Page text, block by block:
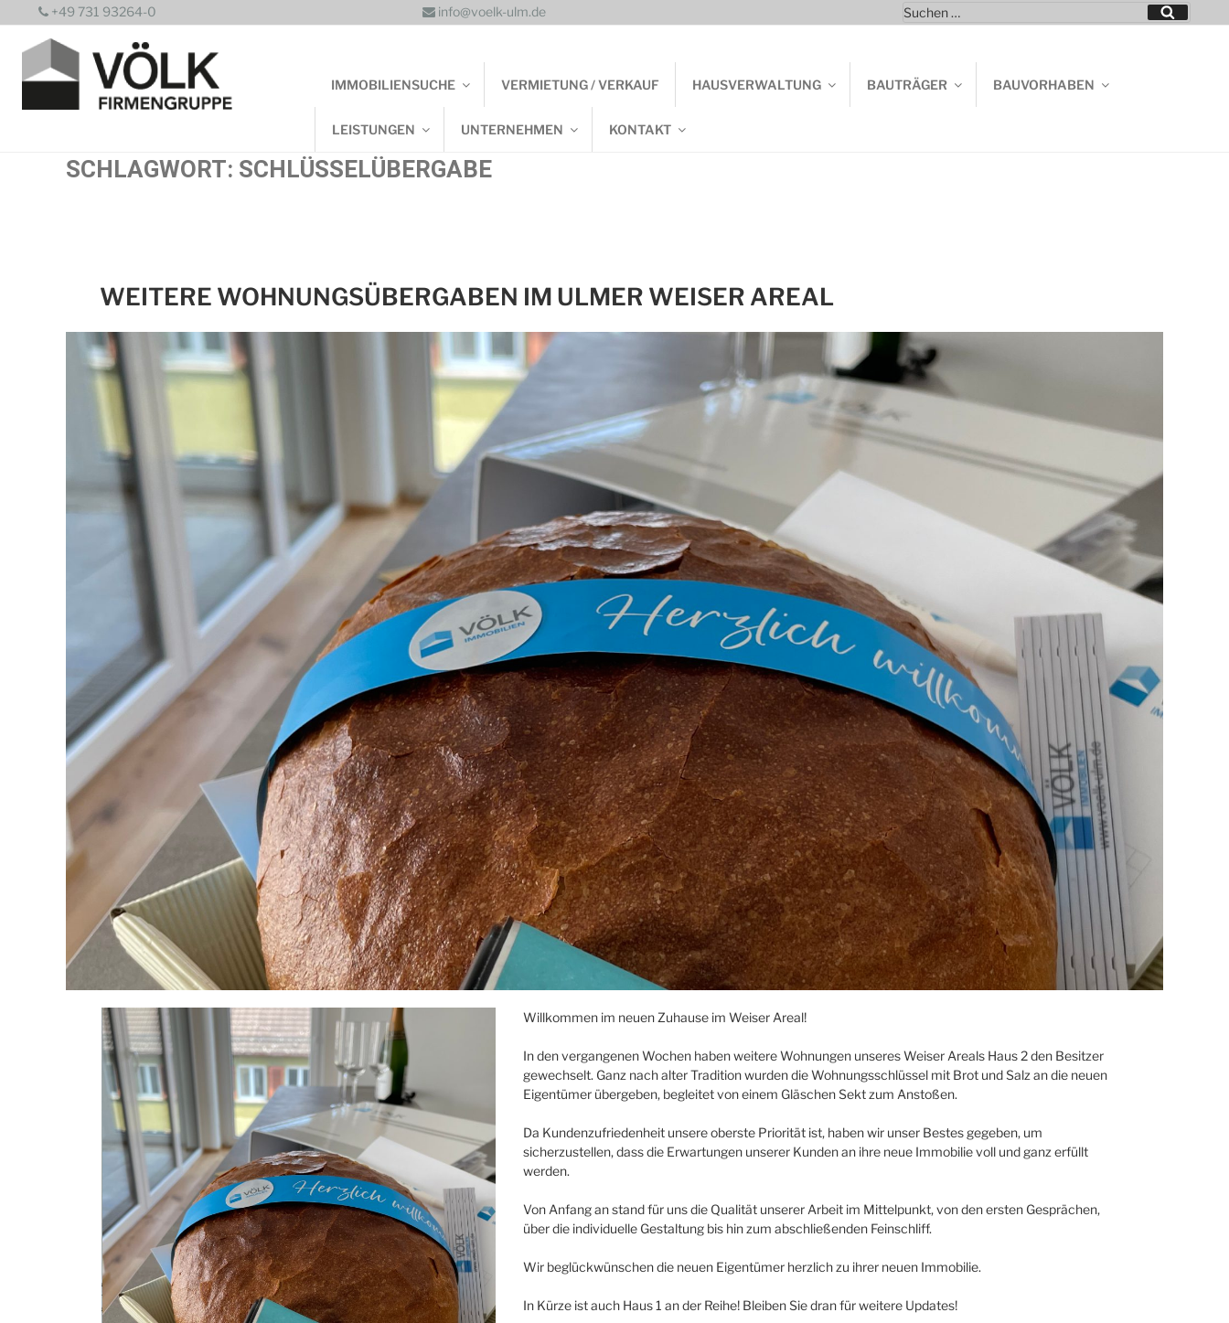
Inhalt
springen
+49 731 93264-0 info@voelk-ulm.de
Suchen
nach:
Suchen
IMMOBILIENSUCHE VERMIETUNG / VERKAUF HAUSVERWALTUNG BAUTRÄGER BAUVORHABEN
LEISTUNGEN UNTERNEHMEN KONTAKT
SCHLAGWORT: SCHLÜSSELÜBERGABE
WEITERE WOHNUNGSÜBERGABEN IM ULMER WEISER AREAL
Willkommen im neuen Zuhause im Weiser Areal!
In den vergangenen Wochen haben weitere Wohnungen unseres Weiser Areals Haus 2 den Besitzer
gewechselt. Ganz nach alter Tradition wurden die Wohnungsschlüssel mit Brot und Salz an die neuen
Eigentümer übergeben, begleitet von einem Gläschen Sekt zum Anstoßen.
Da Kundenzufriedenheit unsere oberste Priorität ist, haben wir unser Bestes gegeben, um
sicherzustellen, dass die Erwartungen unserer Kunden an ihre neue Immobilie voll und ganz erfüllt
werden.
Von Anfang an stand für uns die Qualität unserer Arbeit im Mittelpunkt, von den ersten Gesprächen,
über die individuelle Gestaltung bis hin zum abschließenden Feinschliff.
Wir beglückwünschen die neuen Eigentümer herzlich zu ihrer neuen Immobilie.
In Kürze ist auch Haus 1 an der Reihe! Bleiben Sie dran für weitere Updates!